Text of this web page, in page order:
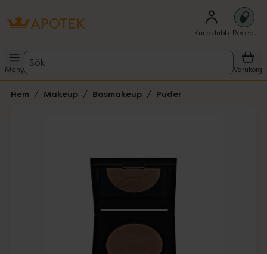
Kundklubb Recept
Meny
Sök
Varukorg
Hem Makeup Basmakeup Puder